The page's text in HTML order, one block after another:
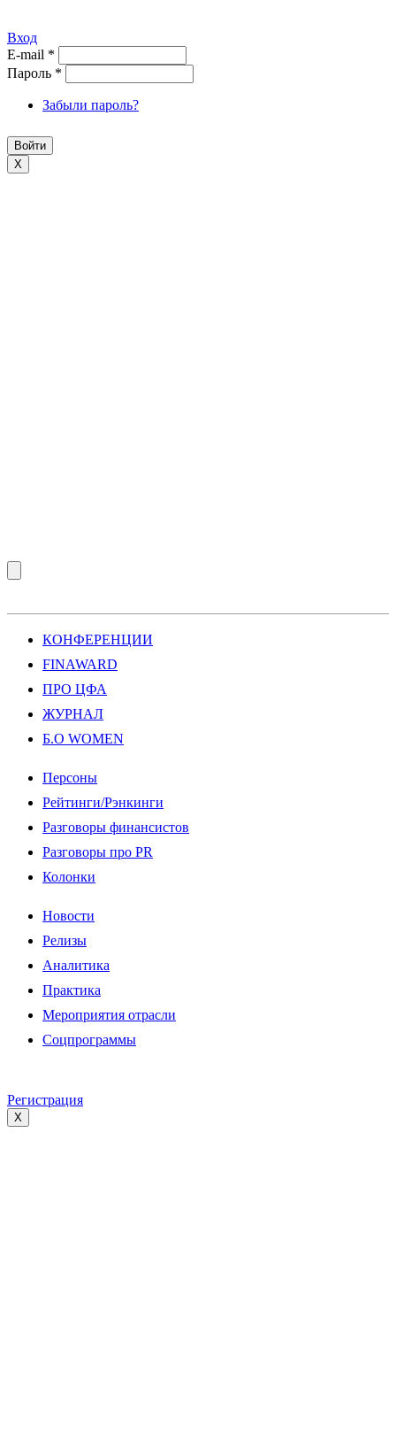
Вход
E-mail *
Пароль *
Забыли пароль?
X
КОНФЕРЕНЦИИ
FINAWARD
ПРО ЦФА
ЖУРНАЛ
Б.О WOMEN
Персоны
Рейтинги/Рэнкинги
Разговоры финансистов
Разговоры про PR
Колонки
Новости
Релизы
Аналитика
Практика
Мероприятия отрасли
Соцпрограммы
Регистрация
X